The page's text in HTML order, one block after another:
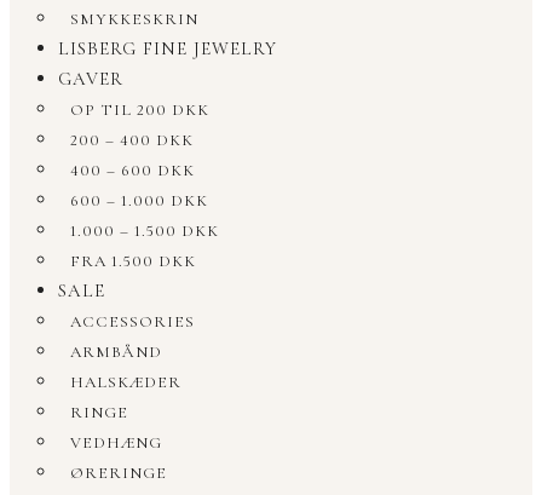
SMYKKESKRIN
LISBERG FINE JEWELRY
GAVER
OP TIL 200 DKK
200 – 400 DKK
400 – 600 DKK
600 – 1.000 DKK
1.000 – 1.500 DKK
FRA 1.500 DKK
SALE
ACCESSORIES
ARMBÅND
HALSKÆDER
RINGE
VEDHÆNG
ØRERINGE